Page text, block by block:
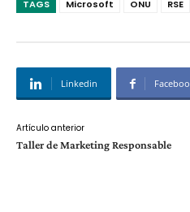
TAGS Microsoft ONU RSE
Linkedin
Artículo anterior
Taller de Marketing Responsable